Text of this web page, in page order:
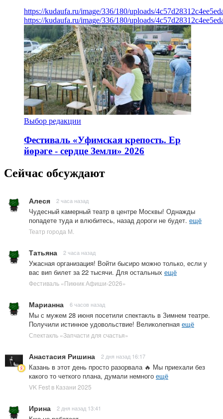
https://kudaufa.ru/image/336/180/uploads/
https://kudaufa.ru/image/336/180/uploads/
Выбор редакции
Фестиваль «Уфимская крепость. Ер
йөрәге - сердце Земли» 2026
Сейчас обсуждают
Алеся 2 часа назад
Чудесный камерный театр в центре Москвы! Однажды
попадете туда и влюбитесь, назад дороги не будет. ещё
Театр города М.
Татьяна 2 часа назад
Ужасная организация! Войти бысиро можно только, если у
вас вип билет за 22 тысячи. Для остальных ещё
Фестиваль «Пикник Афиши-2026»
Марианна 6 часов назад
Мы с мужем 28 июня посетили спектакль в Зимнем театре.
Получили истинное удовольствие! Великолепная ещё
Спектакль «Запчасти для счастья»
Анастасия Ришина 2 дня назад 16:17
Казань в этот день просто разорвала 🔥 Мы приехали без
какого то четкого плана, думали немного ещё
VK Fest в Казани 2025
Ирина 2 дня назад 13:41